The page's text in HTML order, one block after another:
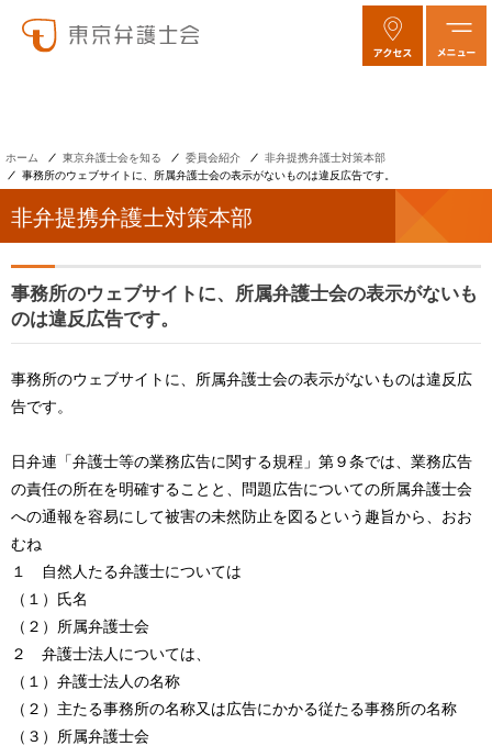
ホーム 東京弁護士会を知る 委員会紹介
非弁提携弁護士対策本部
事務所のウェブサイトに、所属弁護士会の表示がないものは違反広告です。
非弁提携弁護士対策本部
事務所のウェブサイトに、所属弁護士会の表示がないも
のは違反広告です。
事務所のウェブサイトに、所属弁護士会の表示がないものは違反広
告です。
日弁連「弁護士等の業務広告に関する規程」第９条では、業務広告
の責任の所在を明確することと、問題広告についての所属弁護士会
への通報を容易にして被害の未然防止を図るという趣旨から、おお
むね
１ 自然人たる弁護士については
（１）氏名
（２）所属弁護士会
２ 弁護士法人については、
（１）弁護士法人の名称
（２）主たる事務所の名称又は広告にかかる従たる事務所の名称
（３）所属弁護士会